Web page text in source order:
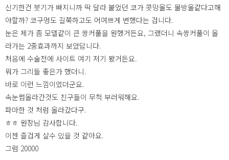
신기한건 붓기가 빠지니까 딱 달라 붙었던 코가 콧망울도 물방울같다고해
야할까? 코구멍도 길쭉하고도 어여쁘게 변했다는 겁니다.
눈은 제가 좀 모델같이 큰 쌍커풀을 원했거든요, 그랬더니 속쌍커풀이 올
라가는 2중효과까지 보았답니다.
처음에 수술전에 사이트 여기 저기 봤거든요.
뭐가 그리들 좋은가 했더니.
바로 이런 느낌이였더군요.
속눈썹올라간것도 친구들이 무척 부러워해요.
파마한 것 처럼 올라갔다구.
ㅎㅎ 원장님 감사합니다.
이젠 즐겁게 살수 있을 것 같아요.
그럼 20000